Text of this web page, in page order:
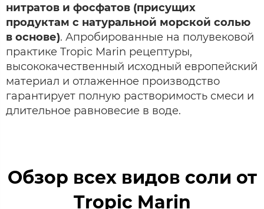
нитратов и фосфатов (присущих
продуктам с натуральной морской солью
в основе). Апробированные на полувековой
практике Tropic Marin рецептуры,
высококачественный исходный европейский
материал и отлаженное производство
гарантирует полную растворимость смеси и
длительное равновесие в воде.
Обзор всех видов соли от
Tropic Marin